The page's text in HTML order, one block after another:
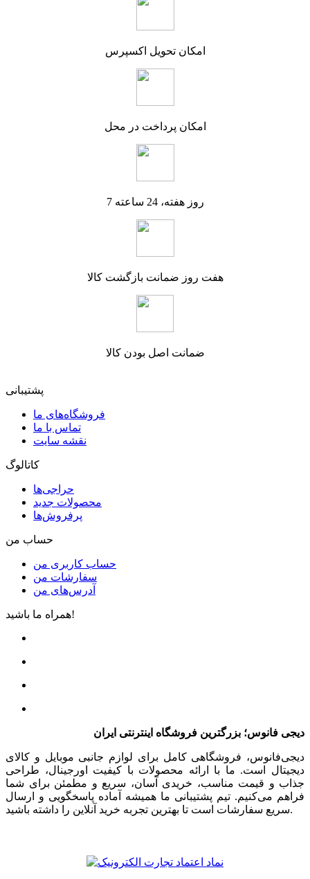
امکان تحویل اکسپرس
امکان پرداخت در محل
7 روز هفته، 24 ساعته
هفت روز ضمانت بازگشت کالا
ضمانت اصل بودن کالا
پشتیبانی
فروشگاه‌های ما
تماس با ما
نقشه سایت
کاتالوگ
حراجی‌ها
محصولات جدید
پرفروش‌ها
حساب من
حساب کاربری من
سفارشات من
آدرس‌های من
همراه ما باشید!
دیجی فانوس؛ بزرگترین فروشگاه اینترنتی ایران
دیجی‌فانوس، فروشگاهی کامل برای لوازم جانبی موبایل و کالای
دیجیتال است. ما با ارائه محصولات با کیفیت اورجینال، طراحی
جذاب و قیمت مناسب، خریدی آسان، سریع و مطمئن برای شما
فراهم می‌کنیم. تیم پشتیبانی ما همیشه آماده پاسخگویی و ارسال
سریع سفارشات است تا بهترین تجربه خرید آنلاین را داشته باشید.